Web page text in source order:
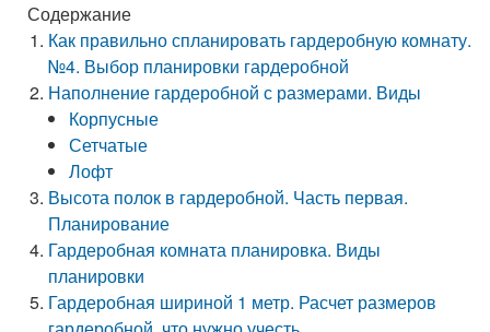
Содержание
Как правильно спланировать гардеробную комнату.
№4. Выбор планировки гардеробной
Наполнение гардеробной с размерами. Виды
Корпусные
Сетчатые
Лофт
Высота полок в гардеробной. Часть первая.
Планирование
Гардеробная комната планировка. Виды
планировки
Гардеробная шириной 1 метр. Расчет размеров